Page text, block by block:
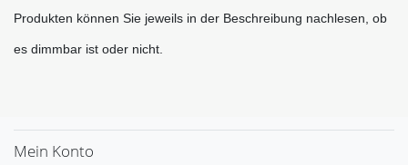
Produkten können Sie jeweils in der Beschreibung nachlesen, ob
es dimmbar ist oder nicht.
Mein Konto